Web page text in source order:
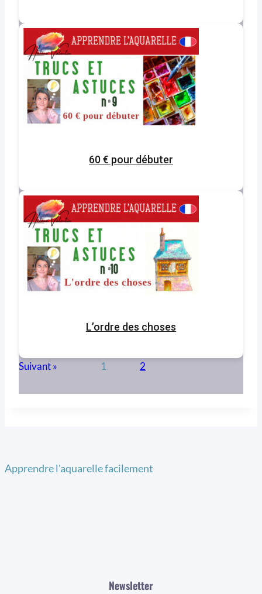
60 € pour débuter
L’ordre des choses
1 2
Apprendre l'aquarelle facilement
Newsletter